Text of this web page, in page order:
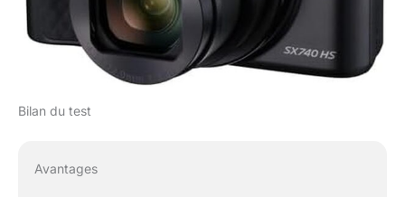
Bilan du test
Avantages